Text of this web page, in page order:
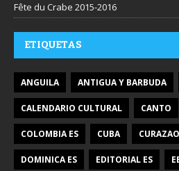
Fête du Crabe 2015-2016
ETIQUETAS
ANGUILA ANTIGUA Y BARBUDA
CALENDARIO CULTURAL CANTO
COLOMBIA ES CUBA CURAZAO
DOMINICA ES EDITORIAL ES